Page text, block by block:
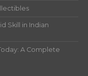
Skill in Indian
A Complete